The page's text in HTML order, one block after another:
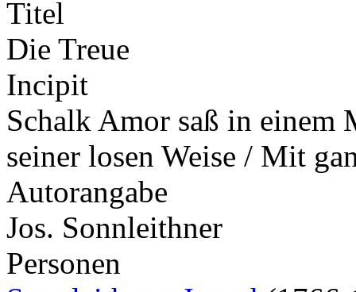
Titel
Die Treue
Incipit
Schalk Amor saß in einem
seiner losen Weise / Mit
Autorangabe
Jos. Sonnleithner
Personen